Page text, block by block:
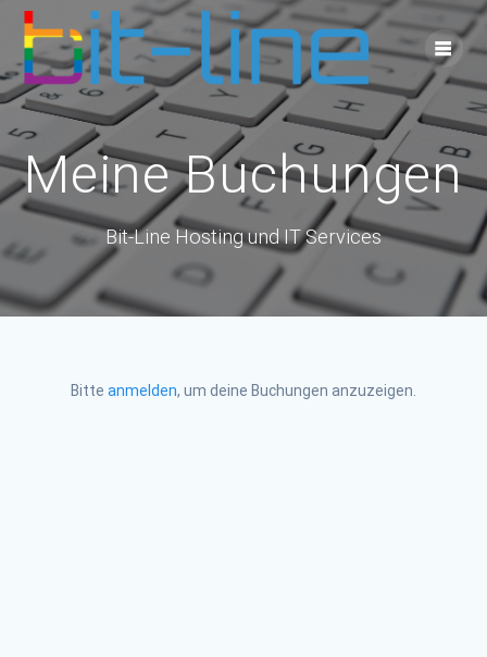
Skip
to
content
Meine Buchungen
Bit-Line Hosting und IT Services
Bitte anmelden, um deine Buchungen anzuzeigen.